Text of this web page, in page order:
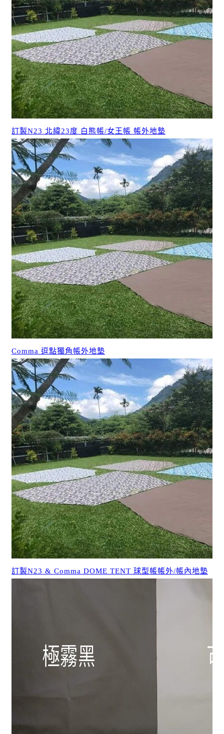
訂製N23 北緯23度 白熊帳/女王帳 帳外地墊
Comma 逗點獨角帳外地墊
訂製N23 & Comma DOME TENT 球型帳帳外/帳內地墊